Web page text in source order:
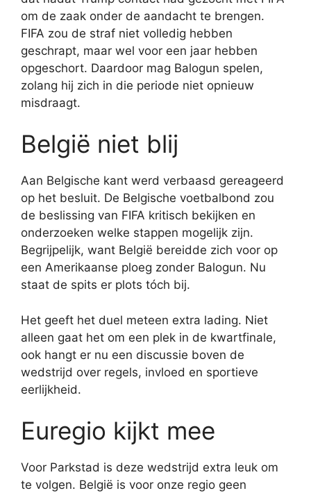
om de zaak onder de aandacht te brengen.
FIFA zou de straf niet volledig hebben
geschrapt, maar wel voor een jaar hebben
opgeschort. Daardoor mag Balogun spelen,
zolang hij zich in die periode niet opnieuw
misdraagt.
België niet blij
Aan Belgische kant werd verbaasd gereageerd
op het besluit. De Belgische voetbalbond zou
de beslissing van FIFA kritisch bekijken en
onderzoeken welke stappen mogelijk zijn.
Begrijpelijk, want België bereidde zich voor op
een Amerikaanse ploeg zonder Balogun. Nu
staat de spits er plots tóch bij.
Het geeft het duel meteen extra lading. Niet
alleen gaat het om een plek in de kwartfinale,
ook hangt er nu een discussie boven de
wedstrijd over regels, invloed en sportieve
eerlijkheid.
Euregio kijkt mee
Voor Parkstad is deze wedstrijd extra leuk om
te volgen. België is voor onze regio geen